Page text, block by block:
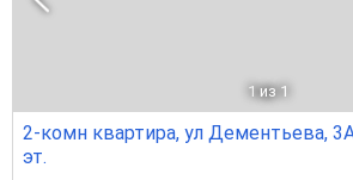
1 из 1
2-комн квартира, ул Дементьева,
эт.